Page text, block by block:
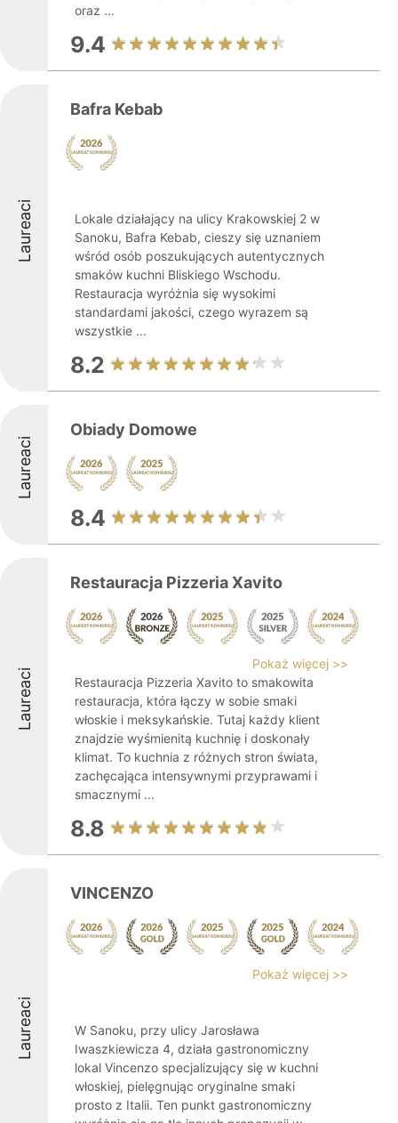
oraz ...
9.4
Laureaci
Bafra Kebab
Lokale działający na ulicy Krakowskiej 2 w
Sanoku, Bafra Kebab, cieszy się uznaniem
wśród osób poszukujących autentycznych
smaków kuchni Bliskiego Wschodu.
Restauracja wyróżnia się wysokimi
standardami jakości, czego wyrazem są
wszystkie ...
8.2
Laureaci
Obiady Domowe
8.4
Laureaci
Restauracja Pizzeria Xavito
Pokaż więcej >>
Restauracja Pizzeria Xavito to smakowita
restauracja, która łączy w sobie smaki
włoskie i meksykańskie. Tutaj każdy klient
znajdzie wyśmienitą kuchnię i doskonały
klimat. To kuchnia z różnych stron świata,
zachęcająca intensywnymi przyprawami i
smacznymi ...
8.8
Laureaci
VINCENZO
Pokaż więcej >>
W Sanoku, przy ulicy Jarosława
Iwaszkiewicza 4, działa gastronomiczny
lokal Vincenzo specjalizujący się w kuchni
włoskiej, pielęgnując oryginalne smaki
prosto z Italii. Ten punkt gastronomiczny